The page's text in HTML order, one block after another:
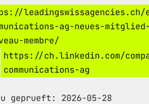
leadingswissagencies.ch/
ag-neues-
membre/
https://ch.linkedin.com/
communications-ag
geprueft: 2026-05-28